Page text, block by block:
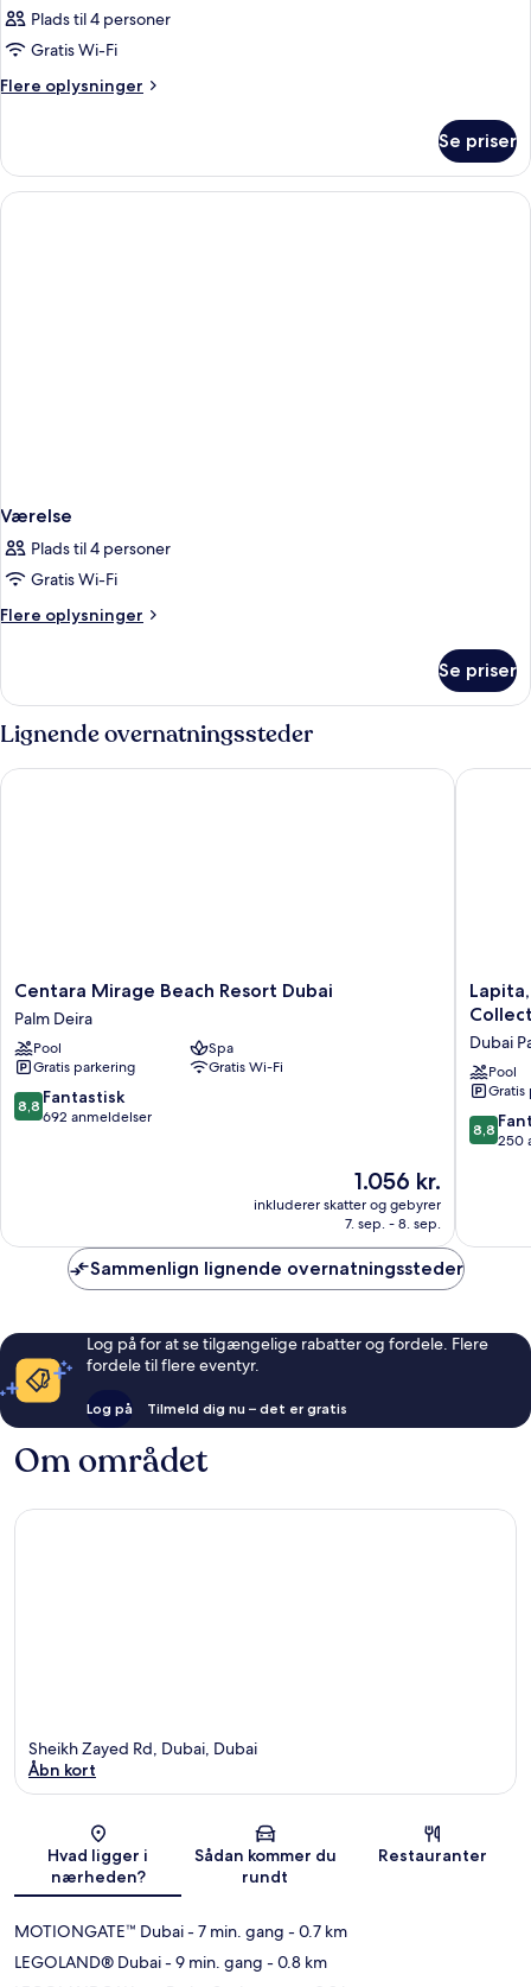
Plads til 4 personer
Gratis Wi-Fi
Flere oplysninger
Flere
Se priser
Værelse
Plads til 4 personer
Gratis Wi-Fi
Flere oplysninger
Flere
Se priser
Lignende overnatningssteder
Centara
Mirage
Beach
Resort
Dubai
Palm
Deira
Centara Mirage Beach Resort Dubai
Palm Deira
Pool
Spa
Gratis parkering
Gratis Wi-Fi
8.8
ud
8,8 Fantastisk
692 anmeldelser
Prisen
1.056 kr.
1.056 kr.
inkluderer skatter og gebyrer
7. sep. - 8. sep.
Centara Mirage Beach Resort Dubai
Lapita,
Dubai
and
Resorts,
Dubai
Dubai
Pool
Gratis
8.8
ud
8,8
250
Lapita,
Sammenlign lignende overnatningssteder
Log på for at se tilgængelige rabatter og fordele. Flere
fordele til flere eventyr.
Log på Tilmeld dig nu – det er gratis
Om området
Kort
Sheikh Zayed Rd, Dubai, Dubai
Åbn kort
Hvad ligger i
nærheden?
Sådan kommer du
rundt
Restauranter
MOTIONGATE™ Dubai- 7 min. gang - 0.7 km
LEGOLAND® Dubai- 9 min. gang - 0.8 km